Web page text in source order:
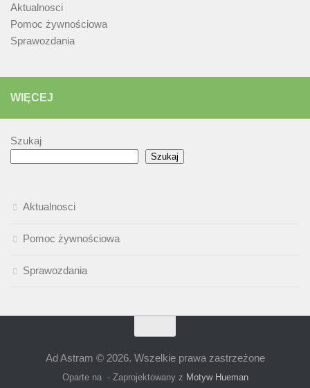
Aktualnosci
Pomoc żywnościowa
Sprawozdania
WIĘCEJ
Szukaj
Szukaj
Aktualnosci
Pomoc żywnościowa
Sprawozdania
Ad Astram © 2026. Wszelkie prawa zastrzeżone
Oparte na - Zaprojektowany z Motyw Hueman